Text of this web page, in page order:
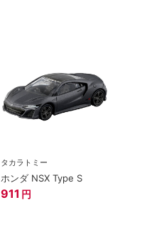
タカラトミー
ホンダ NSX Type S
911 円